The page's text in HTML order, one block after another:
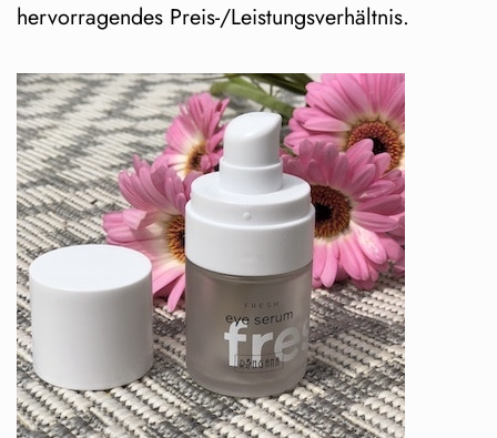
hervorragendes Preis-/Leistungsverhältnis.